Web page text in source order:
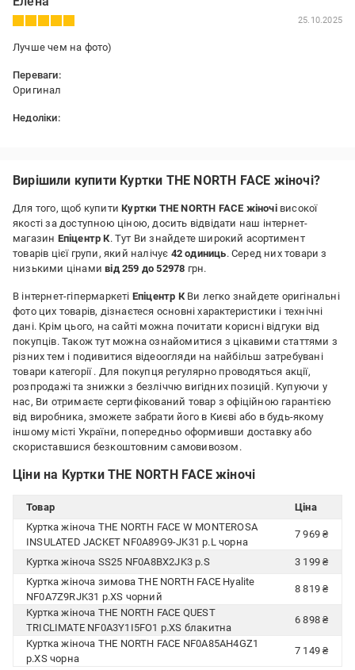
25.10.2025
Лучше чем на фото)
Переваги:
Оригинал
Недоліки:
Вирішили купити Куртки THE NORTH FACE жіночі?
Для того, щоб купитиКуртки THE NORTH FACE жіночівисокої
якості за доступною ціною, досить відвідати наш інтернет-
магазин Епіцентр К. Тут Ви знайдете широкий асортимент
товарів цієї групи, який налічує 42 одиниць. Серед них товари з
низькими цінамивід 259 до 52978 грн.
В інтернет-гіпермаркеті Епіцентр КВи легко знайдете оригінальні
фото цих товарів, дізнаєтеся основні характеристики і технічні
дані. Крім цього, на сайті можна почитати корисні відгуки від
покупців. Також тут можна ознайомитися з цікавими статтями з
різних тем і подивитися відеоогляди на найбільш затребувані
товари категорії . Для покупця регулярно проводяться акції,
розпродажі та знижки з безліччю вигідних позицій. Купуючи у
нас, Ви отримаєте сертифікований товар з офіційною гарантією
від виробника, зможете забрати його в Києві або в будь-якому
іншому місті України, попередньо оформивши доставку або
скориставшися безкоштовним самовивозом.
Ціни на Куртки THE NORTH FACE жіночі
Товар
Ціна
Куртка жіноча THE NORTH FACE W MONTEROSA
INSULATED JACKET NF0A89G9-JK31 р.L чорна
7 969 ₴
Куртка жіноча SS25 NF0A8BX2JK3 р.S
3 199 ₴
Куртка жіноча зимова THE NORTH FACE Hyalite
NF0A7Z9RJK31 р.XS чорний
8 819 ₴
Куртка жіноча THE NORTH FACE QUEST
TRICLIMATE NF0A3Y1I5FO1 р.XS блакитна
6 898 ₴
Куртка жіноча THE NORTH FACE NF0A85AH4GZ1
р.XS чорна
7 149 ₴